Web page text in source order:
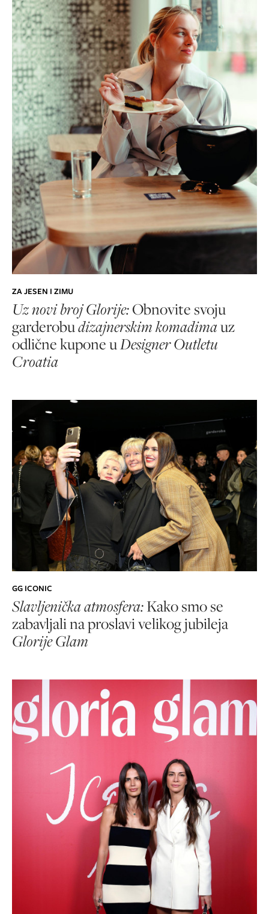
ZA JESEN I ZIMU
Uz novi broj Glorije:Obnovite svoju
garderobudizajnerskim komadimauz
odlične kupone u Designer Outletu
Croatia
GG ICONIC
Slavljenička atmosfera:Kako smo se
zabavljali na proslavi velikog jubileja
Glorije Glam